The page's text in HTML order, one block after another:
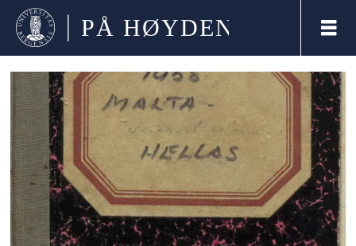
Tag:
flora